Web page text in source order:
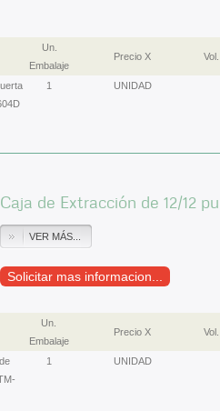
Un.
Embalaje
Precio X Vol.
1 UNIDAD
Caja de Extracción de 12/12
VER MÁS...
Solicitar mas informacion...
Un.
Embalaje
Precio X Vol.
1 UNIDAD